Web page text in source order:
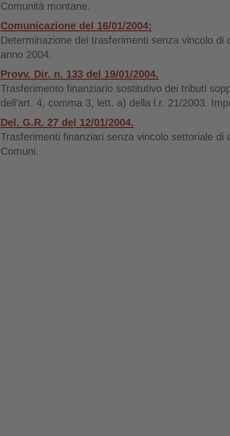
Comunità montane.
Comunicazione del 16/01/2004:
Determinazione dei trasferimenti senza vincolo di
anno 2004.
Provv. Dir. n. 133 del 19/01/2004.
Trasferimento finanziario sostitutivo dei tributi
dell'art. 4, comma 3, lett. a) della l.r. 21/2003.
Del. G.R. 27 del 12/01/2004.
Trasferimenti finanziari senza vincolo settoriale di
Comuni.